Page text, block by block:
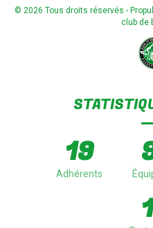
© 2026 Tous droits réservés -
club de
19
Adhérents